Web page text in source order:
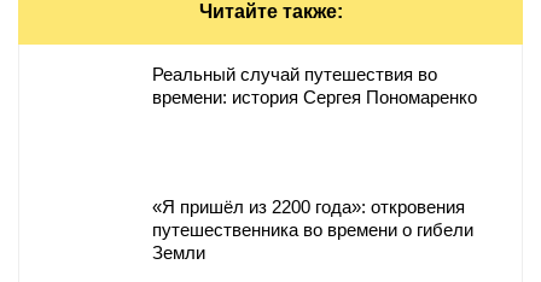
Читайте также:
Реальный случай путешествия во
времени: история Сергея Пономаренко
«Я пришёл из 2200 года»: откровения
путешественника во времени о гибели
Земли